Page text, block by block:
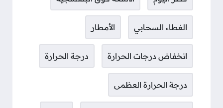
الغطاء السحابي الأمطار
انخفاض درجات الحرارة درجة الحرارة
درجة الحرارة العظمى